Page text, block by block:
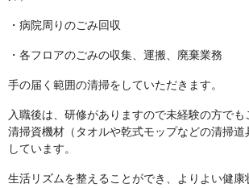
・病院周りのごみ回収
・各フロアのごみの収集、運搬、廃棄業務
手の届く範囲の清掃をしていただきます。
入職後は、研修がありますので未経験の方でも
清掃資機材（タオルや乾式モップなどの清掃
しています。
生活リズムを整えることができ、よりよい健康